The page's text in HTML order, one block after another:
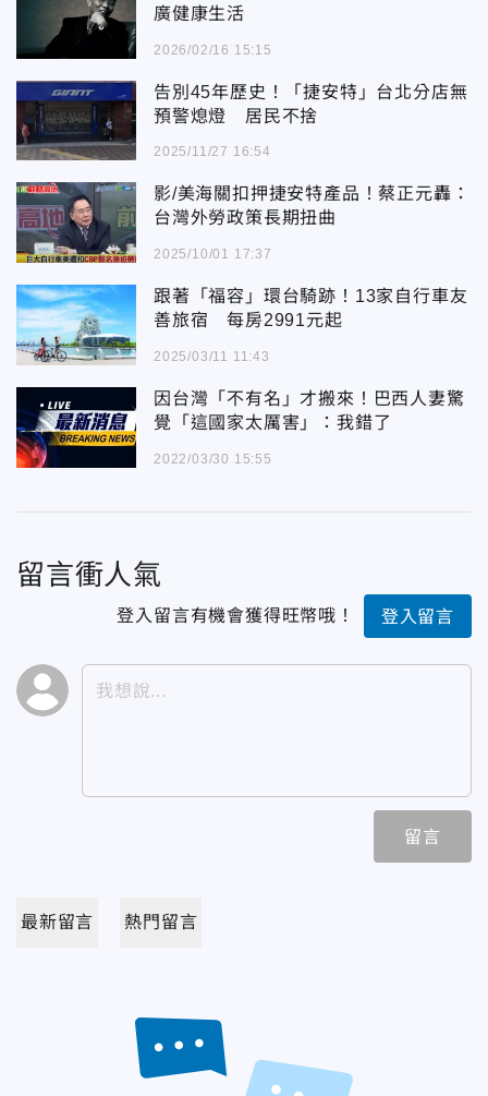
廣健康生活
2026/02/16 15:15
告別45年歷史！「捷安特」台北分店無
預警熄燈 居民不捨
2025/11/27 16:54
影/美海關扣押捷安特產品！蔡正元轟：
台灣外勞政策長期扭曲
2025/10/01 17:37
跟著「福容」環台騎跡！13家自行車友
善旅宿 每房2991元起
2025/03/11 11:43
因台灣「不有名」才搬來！巴西人妻驚
覺「這國家太厲害」：我錯了
2022/03/30 15:55
留言衝人氣
登入留言有機會獲得旺幣哦！ 登入留言
留言
最新留言 熱門留言